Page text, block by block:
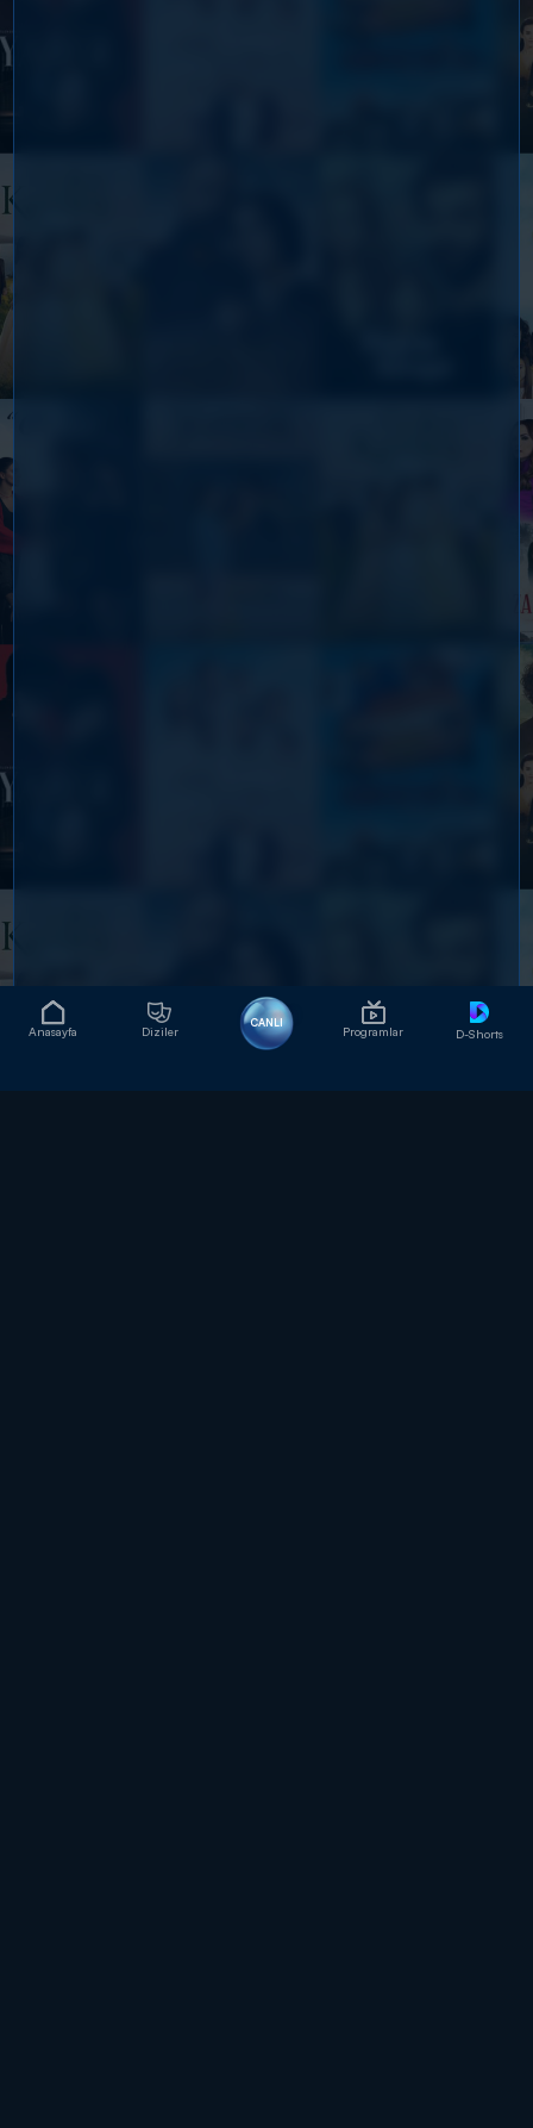
Anasayfa Diziler
CANLI
Programlar D-Shorts